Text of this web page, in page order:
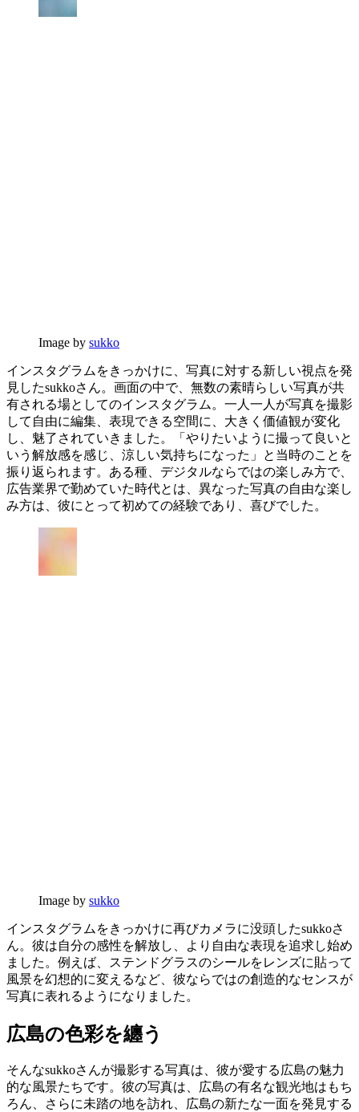
Image by sukko
インスタグラムをきっかけに、写真に対する新しい視点を発
見したsukkoさん。画面の中で、無数の素晴らしい写真が共
有される場としてのインスタグラム。一人一人が写真を撮影
して自由に編集、表現できる空間に、大きく価値観が変化
し、魅了されていきました。「やりたいように撮って良いと
いう解放感を感じ、涼しい気持ちになった」と当時のことを
振り返られます。ある種、デジタルならではの楽しみ方で、
広告業界で勤めていた時代とは、異なった写真の自由な楽し
み方は、彼にとって初めての経験であり、喜びでした。
Image by sukko
インスタグラムをきっかけに再びカメラに没頭したsukkoさ
ん。彼は自分の感性を解放し、より自由な表現を追求し始め
ました。例えば、ステンドグラスのシールをレンズに貼って
風景を幻想的に変えるなど、彼ならではの創造的なセンスが
写真に表れるようになりました。
広島の色彩を纏う
そんなsukkoさんが撮影する写真は、彼が愛する広島の魅力
的な風景たちです。彼の写真は、広島の有名な観光地はもち
ろん、さらに未踏の地を訪れ、広島の新たな一面を発見する